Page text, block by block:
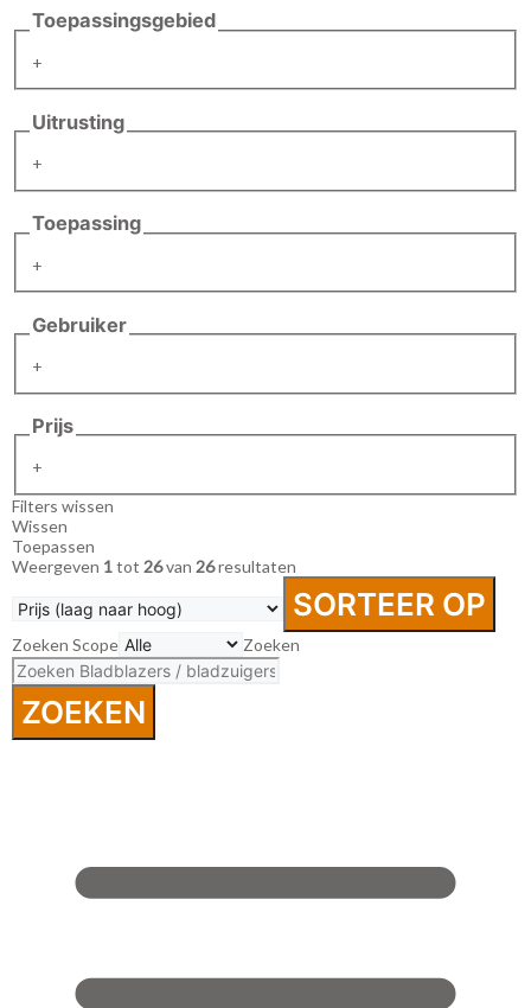
Toepassingsgebied
+
Uitrusting
+
Toepassing
+
Gebruiker
+
Prijs
+
Filters wissen
Wissen
Toepassen
Weergeven 1tot 26van 26resultaten
SORTEER OP
Zoeken Scope Zoeken
ZOEKEN